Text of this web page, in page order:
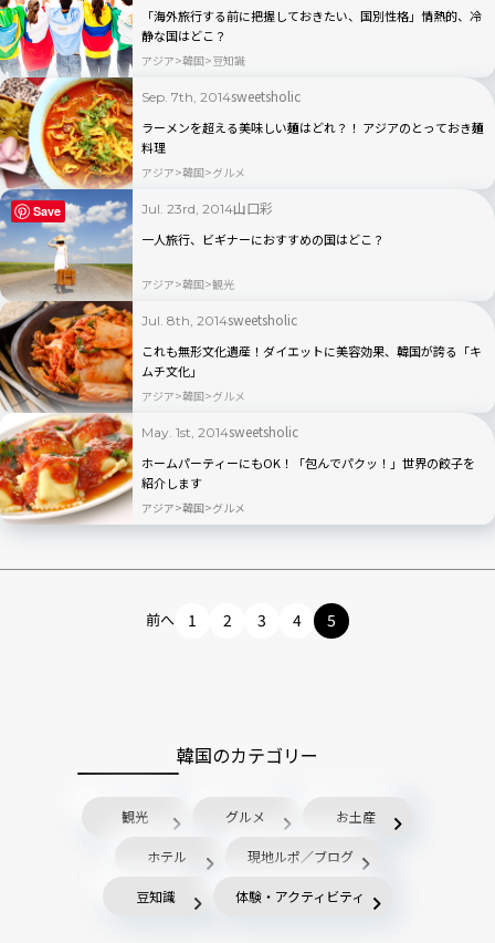
「海外旅行する前に把握しておきたい、国別性格」情熱的、冷
静な国はどこ？
アジア 韓国 豆知識
Sep. 7th, 2014sweetsholic
ラーメンを超える美味しい麺はどれ？！ アジアのとっておき麺
料理
アジア 韓国 グルメ
Jul. 23rd, 2014山口彩
一人旅行、ビギナーにおすすめの国はどこ？
アジア 韓国 観光
Jul. 8th, 2014sweetsholic
これも無形文化遺産！ダイエットに美容効果、韓国が誇る「キ
ムチ文化」
アジア 韓国 グルメ
May. 1st, 2014sweetsholic
ホームパーティーにもOK！「包んでパクッ！」世界の餃子を
紹介します
アジア 韓国 グルメ
前へ 1 2 3 4 5
韓国のカテゴリー
観光 グルメ お土産
ホテル 現地ルポ／ブログ
豆知識 体験・アクティビティ
Save